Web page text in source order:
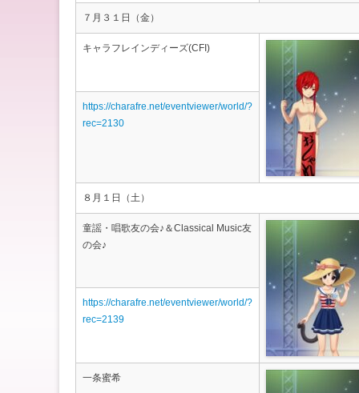
７月３１日（金）
キャラフレインディーズ(CFI)
https://charafre.net/eventviewer/world/?
rec=2130
８月１日（土）
童謡・唱歌友の会♪＆Classical Music友
の会♪
https://charafre.net/eventviewer/world/?
rec=2139
一条蜜希